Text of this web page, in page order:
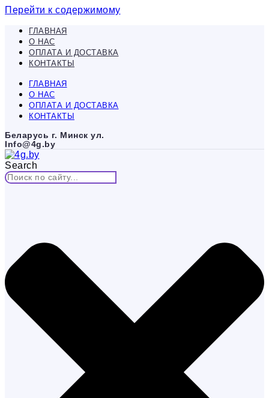
Перейти к содержимому
ГЛАВНАЯ
О НАС
ОПЛАТА И ДОСТАВКА
КОНТАКТЫ
ГЛАВНАЯ
О НАС
ОПЛАТА И ДОСТАВКА
КОНТАКТЫ
Беларусь г. Минск ул.
Info@4g.by
Search